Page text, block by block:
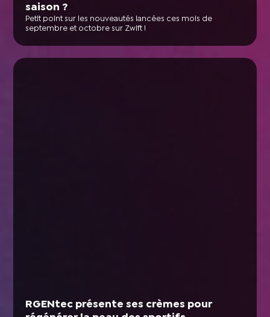
saison ?
Petit point sur les nouveautés lancées ces mois de
septembre et octobre sur Zwift !
RGENtec présente ses crèmes pour